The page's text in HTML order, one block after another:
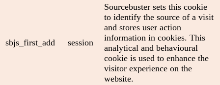
sbjs_first_add session
Sourcebuster sets this cookie
to identify the source of a visit
and stores user action
information in cookies. This
analytical and behavioural
cookie is used to enhance the
visitor experience on the
website.